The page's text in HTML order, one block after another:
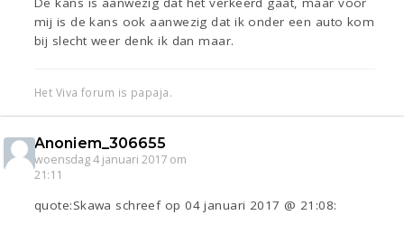
mij is de kans ook aanwezig dat ik onder een auto kom
bij slecht weer denk ik dan maar.
Het Viva forum is papaja.
Anoniem_306655
woensdag 4 januari 2017 om
21:11
quote:Skawa schreef op 04 januari 2017 @ 21:08: